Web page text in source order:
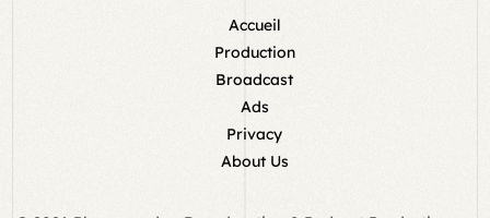
Accueil
Production
Broadcast
Ads
Privacy
About Us